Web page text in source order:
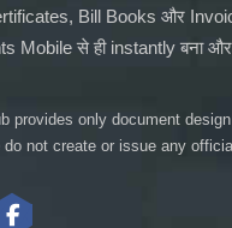
Bill Books और
Mobile से ही instantly बना
provides only document
not create or issue any